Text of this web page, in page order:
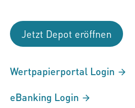
Jetzt Depot eröffnen
Wertpapierportal Login
eBanking Login